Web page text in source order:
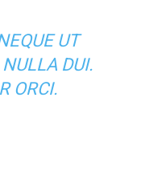
UT
DUI.
ORCI.